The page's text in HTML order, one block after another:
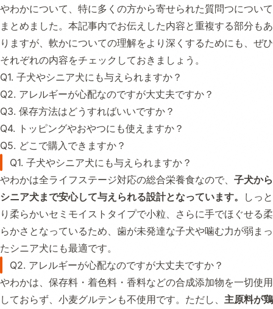
やわかについて、特に多くの方から寄せられた質問つについて
まとめました。本記事内でお伝えした内容と重複する部分もあ
りますが、軟かについての理解をより深くするためにも、ぜひ
それぞれの内容をチェックしておきましょう。
Q1. 子犬やシニア犬にも与えられますか？
Q2. アレルギーが心配なのですが大丈夫ですか？
Q3. 保存方法はどうすればいいですか？
Q4. トッピングやおやつにも使えますか？
Q5. どこで購入できますか？
Q1. 子犬やシニア犬にも与えられますか？
やわかは全ライフステージ対応の総合栄養食なので、 子犬から
シニア犬まで安心して与えられる設計となっています。
しっと
り柔らかいセミモイストタイプで小粒、さらに手でほぐせる柔
らかさとなっているため、歯が未発達な子犬や噛む力が弱まっ
たシニア犬にも最適です。
Q2. アレルギーが心配なのですが大丈夫ですか？
やわかは、保存料・着色料・香料などの合成添加物を一切使用
しておらず、小麦グルテンも不使用です。ただし、 主原料が鶏